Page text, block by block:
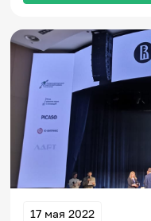
17 мая 2022